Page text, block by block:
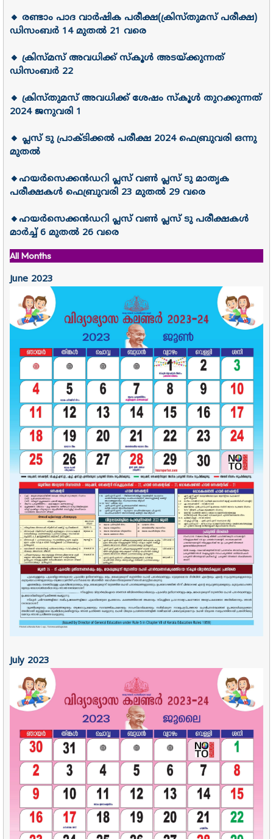
🔸 രണ്ടാം പാദ വാർഷിക പരീക്ഷ(ക്രിസ്തുമസ് പരീക്ഷ)
ഡിസംബർ 14 മുതൽ 21 വരെ
🔸 ക്രിസ്മസ് അവധിക്ക് സ്കൂൾ അടയ്ക്കുന്നത്
ഡിസംബർ 22
🔸 ക്രിസ്തുമസ് അവധിക്ക് ശേഷം സ്കൂൾ തുറക്കുന്നത്
2024 ജനുവരി 1
🔸 പ്ലസ് ടു പ്രാക്ടിക്കൽ പരീക്ഷ 2024 ഫെബ്രുവരി ഒന്നു
മുതൽ
🔸ഹയർസെക്കൻഡറി പ്ലസ് വൺ പ്ലസ് ടു മാതൃക
പരീക്ഷകൾ ഫെബ്രുവരി 23 മുതൽ 29 വരെ
🔸ഹയർസെക്കൻഡറി പ്ലസ് വൺ പ്ലസ് ടു പരീക്ഷകൾ
മാർച്ച് 6 മുതൽ 26 വരെ
All Months
June 2023
July 2023